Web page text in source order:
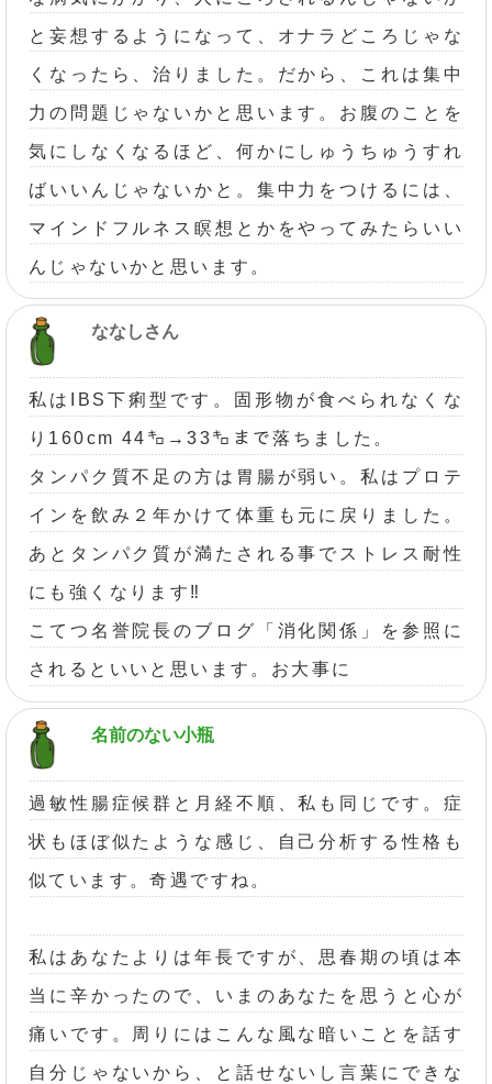
と妄想するようになって、オナラどころじゃな
くなったら、治りました。だから、これは集中
力の問題じゃないかと思います。お腹のことを
気にしなくなるほど、何かにしゅうちゅうすれ
ばいいんじゃないかと。集中力をつけるには、
マインドフルネス瞑想とかをやってみたらいい
んじゃないかと思います。
ななしさん
私はIBS下痢型です。固形物が食べられなくな
り160cm 44㌔→33㌔まで落ちました。
タンパク質不足の方は胃腸が弱い。私はプロテ
インを飲み２年かけて体重も元に戻りました。
あとタンパク質が満たされる事でストレス耐性
にも強くなります‼️
こてつ名誉院長のブログ「消化関係」を参照に
されるといいと思います。お大事に
名前のない小瓶
過敏性腸症候群と月経不順、私も同じです。症
状もほぼ似たような感じ、自己分析する性格も
似ています。奇遇ですね。
私はあなたよりは年長ですが、思春期の頃は本
当に辛かったので、いまのあなたを思うと心が
痛いです。周りにはこんな風な暗いことを話す
自分じゃないから、と話せないし言葉にできな